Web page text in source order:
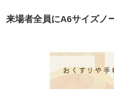
来場者全員にA6サイズノ